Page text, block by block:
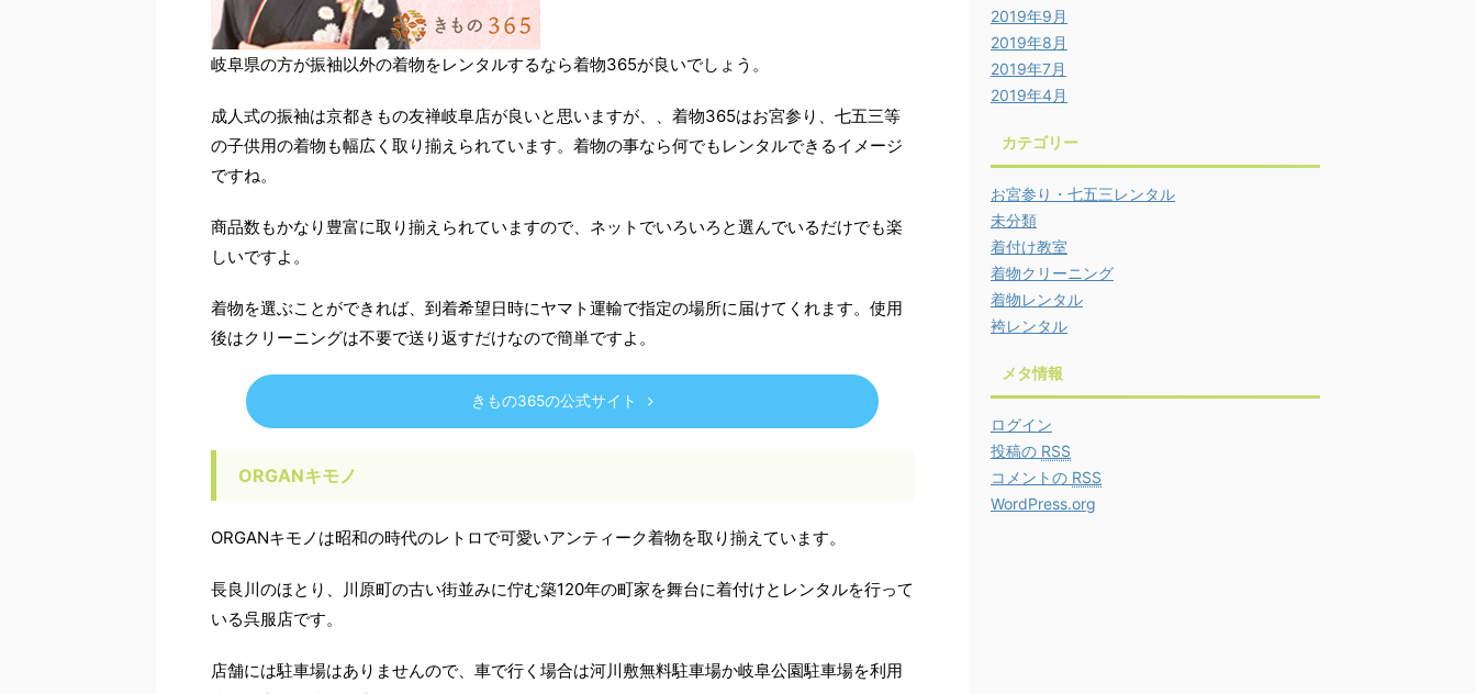
岐阜県の方が振袖以外の着物をレンタルするなら着物365が良いでしょう。
成人式の振袖は京都きもの友禅岐阜店が良いと思いますが、、着物365はお宮参り、七五三等
の子供用の着物も幅広く取り揃えられています。着物の事なら何でもレンタルできるイメージ
ですね。
商品数もかなり豊富に取り揃えられていますので、ネットでいろいろと選んでいるだけでも楽
しいですよ。
着物を選ぶことができれば、到着希望日時にヤマト運輸で指定の場所に届けてくれます。使用
後はクリーニングは不要で送り返すだけなので簡単ですよ。
きもの365の公式サイト
ORGANキモノ
ORGANキモノは昭和の時代のレトロで可愛いアンティーク着物を取り揃えています。
長良川のほとり、川原町の古い街並みに佇む築120年の町家を舞台に着付けとレンタルを行って
いる呉服店です。
店舗には駐車場はありませんので、車で行く場合は河川敷無料駐車場か岐阜公園駐車場を利用
2019年9月
2019年8月
2019年7月
2019年4月
カテゴリー
お宮参り・七五三レンタル
未分類
着付け教室
着物クリーニング
着物レンタル
袴レンタル
メタ情報
ログイン
投稿の RSS
コメントの RSS
WordPress.org